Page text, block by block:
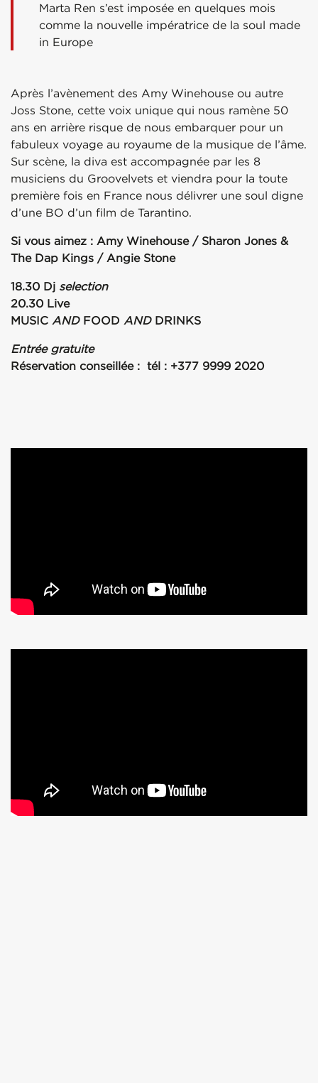
Marta Ren s’est imposée en quelques mois
comme la nouvelle impératrice de la soul made
in Europe
Après l’avènement des Amy Winehouse ou autre
Joss Stone, cette voix unique qui nous ramène 50
ans en arrière risque de nous embarquer pour un
fabuleux voyage au royaume de la musique de l’âme.
Sur scène, la diva est accompagnée par les 8
musiciens du Groovelvets et viendra pour la toute
première fois en France nous délivrer une soul digne
d’une BO d’un film de Tarantino.
Si vous aimez : Amy Winehouse / Sharon Jones &
The Dap Kings / Angie Stone
18.30 Dj selection
20.30 Live
MUSIC ANDFOOD ANDDRINKS
Entrée gratuite
Réservation conseillée : tél : +377 9999 2020